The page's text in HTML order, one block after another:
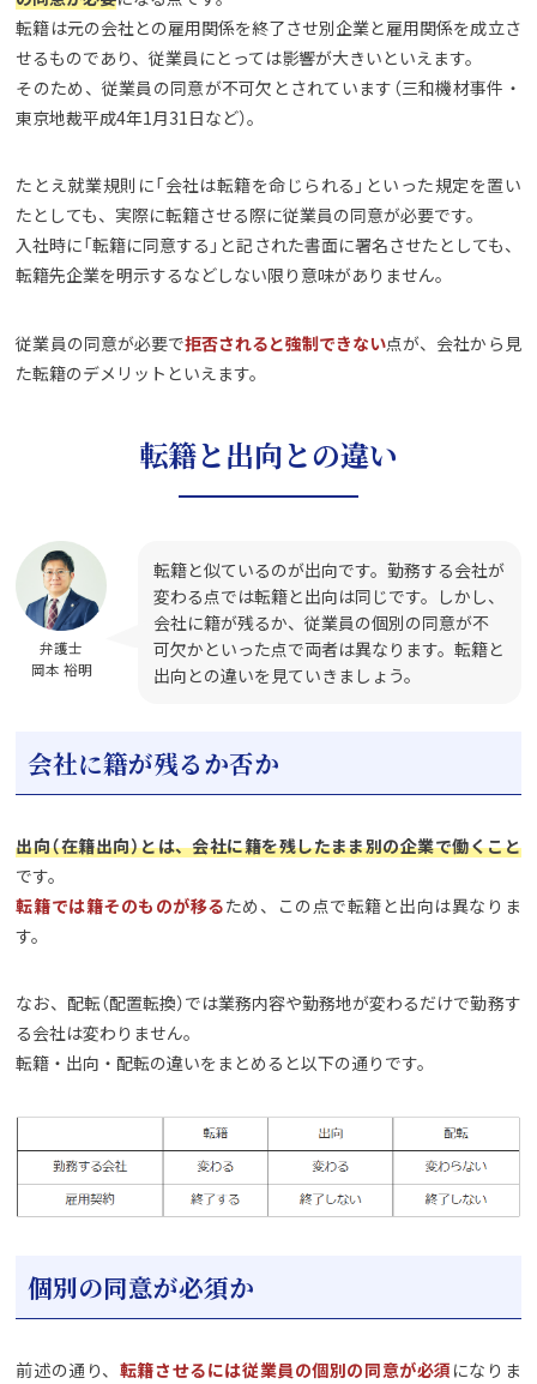
転籍は元の会社との雇用関係を終了させ別企業と雇用関係を成立さ
せるものであり、従業員にとっては影響が大きいといえます。
そのため、従業員の同意が不可欠とされています（三和機材事件・
東京地裁平成4年1月31日など）。
たとえ就業規則に「会社は転籍を命じられる」といった規定を置い
たとしても、実際に転籍させる際に従業員の同意が必要です。
入社時に「転籍に同意する」と記された書面に署名させたとしても、
転籍先企業を明示するなどしない限り意味がありません。
従業員の同意が必要で拒否されると強制できない点が、会社から見
た転籍のデメリットといえます。
転籍と出向との違い
弁護士
岡本 裕明
転籍と似ているのが出向です。勤務する会社が
変わる点では転籍と出向は同じです。しかし、
会社に籍が残るか、従業員の個別の同意が不
可欠かといった点で両者は異なります。転籍と
出向との違いを見ていきましょう。
会社に籍が残るか否か
出向（在籍出向）とは、会社に籍を残したまま別の企業で働くこと
です。
転籍では籍そのものが移るため、この点で転籍と出向は異なりま
す。
なお、配転（配置転換）では業務内容や勤務地が変わるだけで勤務す
る会社は変わりません。
転籍・出向・配転の違いをまとめると以下の通りです。
個別の同意が必須か
前述の通り、 転籍させるには従業員の個別の同意が必須 になりま